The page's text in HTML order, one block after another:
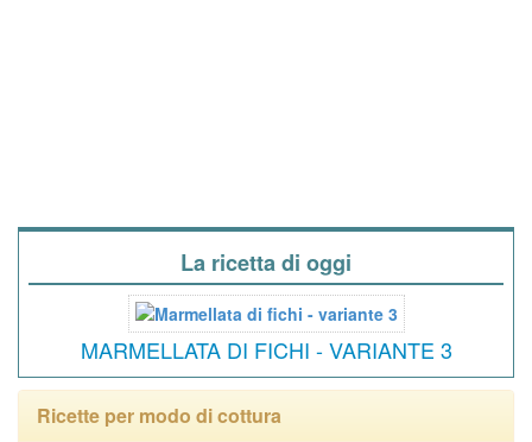
La ricetta di oggi
MARMELLATA DI FICHI - VARIANTE 3
Ricette per modo di cottura